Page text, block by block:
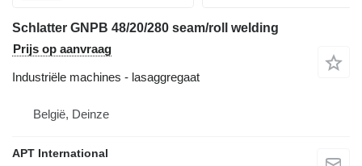
Schlatter GNPB 48/20/280 seam/roll welding
Prijs op aanvraag
Industriële machines - lasaggregaat
België, Deinze
APT International